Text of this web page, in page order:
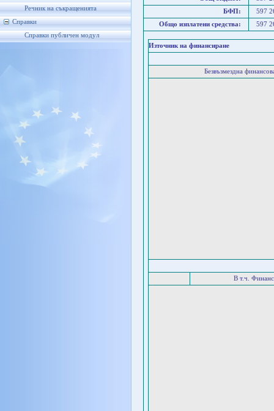
Речник на съкращенията
Справки
Справки публичен модул
БФП:
597
Общо изплатени средства:
597
Източник на финансиране
Безвъзмездна
В т.ч.